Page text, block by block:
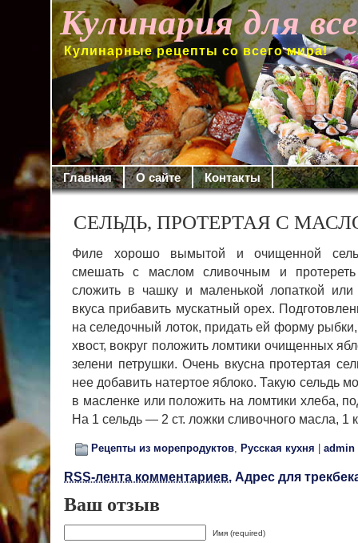
Кулинария для
Кулинарные рецепты со всего мира!
Главная О сайте Контакты
СЕЛЬДЬ, ПРОТЕРТАЯ С
Филе хорошо вымытой и очищенной
смешать с маслом сливочным и
сложить в чашку и маленькой лопат­кой
вкуса прибавить мускат­ный орех.
на селе­дочный лоток, придать ей форму рыбки,
хвост, вокруг положить ломтики очищенных
зелени петрушки. Очень вкусна протертая
нее добавить натертое яблоко. Такую сельдь
в масленке или положить на ломтики хле­ба,
На 1 сельдь — 2 ст. ложки сливочного масла, 1
Рецепты из морепродуктов, Русская кухня admin
RSS-лента комментариев. Адрес для
Ваш отзыв
Имя (required)